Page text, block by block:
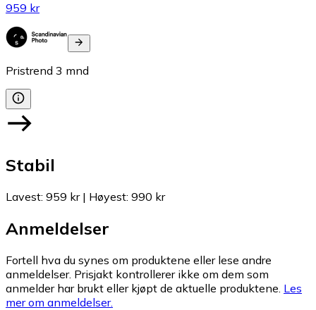
959 kr
Pristrend 3 mnd
Stabil
Lavest: 959 kr| Høyest: 990 kr
Anmeldelser
Fortell hva du synes om produktene eller lese andre
anmeldelser. Prisjakt kontrollerer ikke om dem som
anmelder har brukt eller kjøpt de aktuelle produktene. Les
mer om anmeldelser.